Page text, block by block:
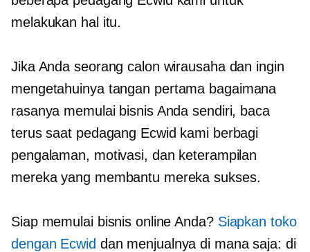
melakukan hal itu.
Jika Anda seorang calon wirausaha dan ingin
mengetahuinya tangan pertama bagaimana
rasanya memulai bisnis Anda sendiri, baca
terus saat pedagang Ecwid kami berbagi
pengalaman, motivasi, dan keterampilan
mereka yang membantu mereka sukses.
Siap memulai bisnis online Anda? Siapkan toko
dengan Ecwid dan menjualnya di mana saja: di